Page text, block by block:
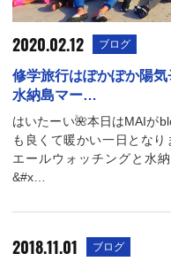
2020.02.12 ブログ
修学旅行はぽかぽか陽
水納島マー…
はいたーい🌺本日はMAIが
も良くて暖かい一日となり
エールウォッチングと水
&#x…
2018.11.01 ブログ